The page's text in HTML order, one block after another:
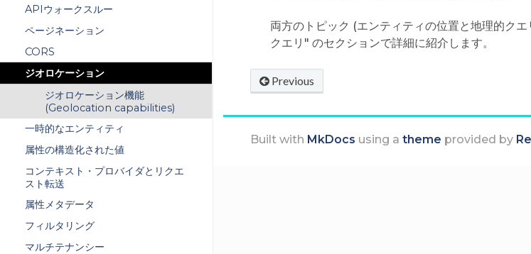
APIウォークスルー
ページネーション
CORS
ジオロケーション
ジオロケーション機能
(Geolocation capabilities)
一時的なエンティティ
属性の構造化された値
コンテキスト・プロバイダとリクエ
スト転送
属性メタデータ
フィルタリング
マルチテナンシー
両方のトピック (エンティティの位置と地理的クエ
クエリ" のセクションで詳細に紹介します。
Previous
Built with MkDocs using a theme provided by